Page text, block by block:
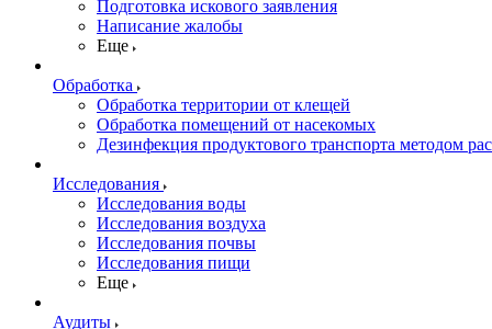
Подготовка искового заявления
Написание жалобы
Еще
Обработка
Обработка территории от клещей
Обработка помещений от насекомых
Дезинфекция продуктового транспорта методом
Исследования
Исследования воды
Исследования воздуха
Исследования почвы
Исследования пищи
Еще
Аудиты